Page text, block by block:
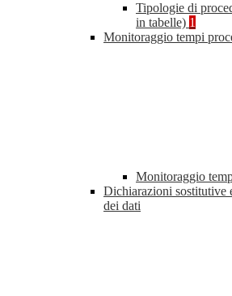
Tipologie di
in tabelle) 1
Monitoraggio tempi
Monitoraggio
Dichiarazioni sostitutive
dei dati